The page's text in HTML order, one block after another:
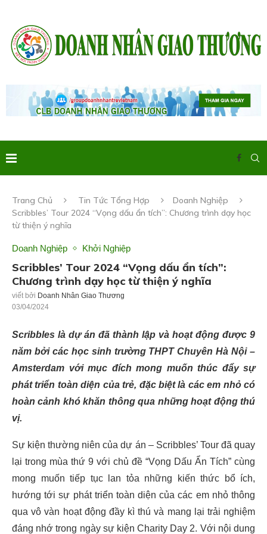
Trang Chủ Tin Tức Tổng Hợp
Doanh Nghiệp
Scribbles’ Tour 2024 “Vọng dấu ẩn tích”: Chương trình dạy học
từ thiện ý nghĩa
Doanh Nghiệp Khởi Nghiệp
Scribbles’ Tour 2024 “Vọng dấu ẩn tích”:
Chương trình dạy học từ thiện ý nghĩa
viết bởi Doanh Nhân Giao Thương
03/04/2024
Scribbles là dự án đã thành lập và hoạt động được 9
năm bởi các học sinh trường THPT Chuyên Hà Nội –
Amsterdam với mục đích mong muốn thúc đẩy sự
phát triển toàn diện của trẻ, đặc biệt là các em nhỏ có
hoàn cảnh khó khăn thông qua những hoạt động thú
vị.
Sự kiện thường niên của dự án – Scribbles’ Tour đã quay
lại trong mùa thứ 9 với chủ đề “Vọng Dấu Ẩn Tích” cùng
mong muốn tiếp tục lan tỏa những kiến thức bổ ích,
hướng tới sự phát triển toàn diện của các em nhỏ thông
qua vô vàn hoạt động đầy kì thú và mang lại trải nghiệm
đáng nhớ trong ngày sự kiện Charity Day 2. Với nội dung